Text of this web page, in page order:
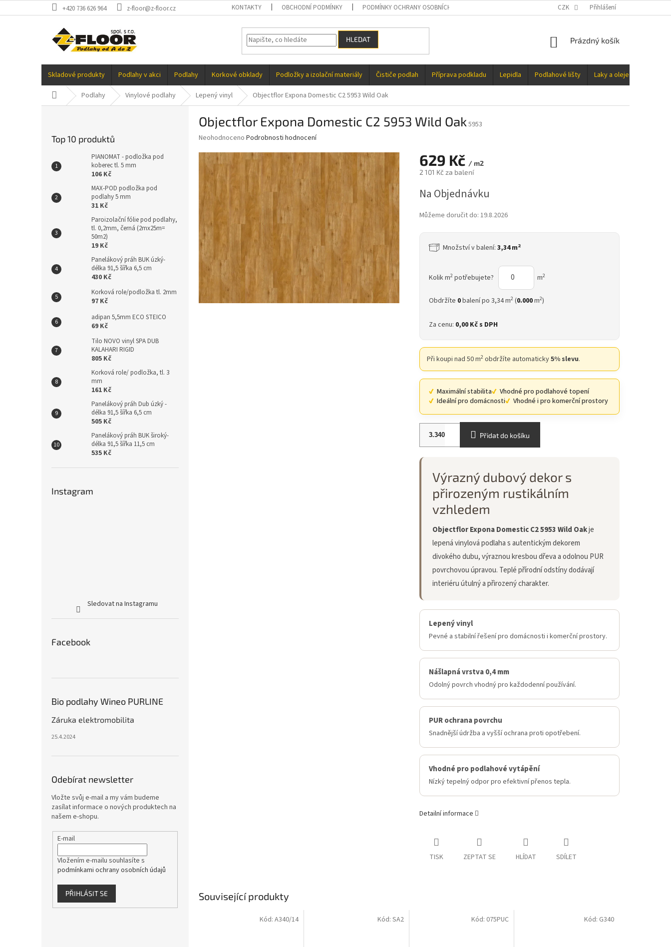
na
+420 736 626 964 z-floor@z-floor.cz KONTAKTY OBCHODNÍ PODMÍNKY PODMÍNKY OCHRANY OSOBNÍCH ÚDAJŮ CZK Přihlášení
HLEDAT
NÁKUPNÍ
Prázdný košík
Skladové produkty Podlahy v akci Podlahy Korkové obklady Podložky a izolační materiály Čističe podlah Příprava podkladu Lepidla Podlahové lišty Laky a oleje
Domů Podlahy Vinylové podlahy Lepený vinyl Objectflor Expona Domestic C2 5953 Wild Oak
Top 10 produktů
PIANOMAT - podložka pod
koberec tl. 5 mm
106 Kč
MAX-POD podložka pod
podlahy 5 mm
31 Kč
Paroizolační fólie pod podlahy,
tl. 0,2mm, černá (2mx25m=
50m2)
19 Kč
Panelákový práh BUK úzký-
délka 91,5 šířka 6,5 cm
430 Kč
Korková role/podložka tl. 2mm
97 Kč
adipan 5,5mm ECO STEICO
69 Kč
Tilo NOVO vinyl SPA DUB
KALAHARI RIGID
805 Kč
Korková role/ podložka, tl. 3
mm
161 Kč
Panelákový práh Dub úzký -
délka 91,5 šířka 6,5 cm
505 Kč
Panelákový práh BUK široký-
délka 91,5 šířka 11,5 cm
535 Kč
Instagram
Sledovat na Instagramu
Facebook
Bio podlahy Wineo PURLINE
Záruka elektromobilita
25.4.2024
Odebírat newsletter
Vložte svůj e-mail a my vám budeme
zasílat informace o nových produktech na
našem e-shopu.
E-mail
Vložením e-mailu souhlasíte s
podmínkami ochrany osobních údajů
PŘIHLÁSIT SE
Objectflor Expona Domestic C2 5953 Wild Oak 5953
Průměrné
produktu
hvězdiček.
Neohodnoceno Podrobnosti hodnocení
629 Kč / m2
2 101 Kč za balení
cena:
Na Objednávku
Můžeme doručit do: 19.8.2026
Množství v balení: 3,34 m2
Kolik m2potřebujete? m2
Obdržíte 0balení po 3,34 m2(0.000m2)
Za cenu: 0,00 Kčs DPH
Při koupi nad 50 m2obdržíte automaticky5% slevu.
Maximální stabilita
Vhodné pro podlahové topení
Ideální pro domácnosti
Vhodné i pro komerční prostory
Přidat do košíku
Výrazný dubový dekor s
přirozeným rustikálním
vzhledem
Objectflor Expona Domestic C2 5953 Wild Oakje
lepená vinylová podlaha s autentickým dekorem
divokého dubu, výraznou kresbou dřeva a odolnou PUR
povrchovou úpravou. Teplé přírodní odstíny dodávají
interiéru útulný a přirozený charakter.
Lepený vinyl
Pevné a stabilní řešení pro domácnosti i komerční prostory.
Nášlapná vrstva 0,4 mm
Odolný povrch vhodný pro každodenní používání.
PUR ochrana povrchu
Snadnější údržba a vyšší ochrana proti opotřebení.
Vhodné pro podlahové vytápění
Nízký tepelný odpor pro efektivní přenos tepla.
Detailní informace
TISK ZEPTAT SE HLÍDAT SDÍLET
Související produkty
Kód: A340/14 Kód: SA2 Kód: 075PUC Kód: G340